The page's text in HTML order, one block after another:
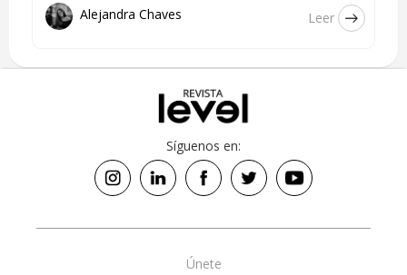
Alejandra Chaves Leer
Síguenos en:
Únete